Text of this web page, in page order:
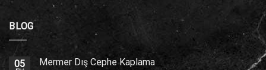
BLOG
05 Mermer Dış Cephe Kaplama